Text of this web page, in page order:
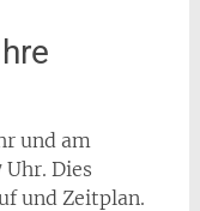
und am
Uhr. Dies
und Zeitplan.